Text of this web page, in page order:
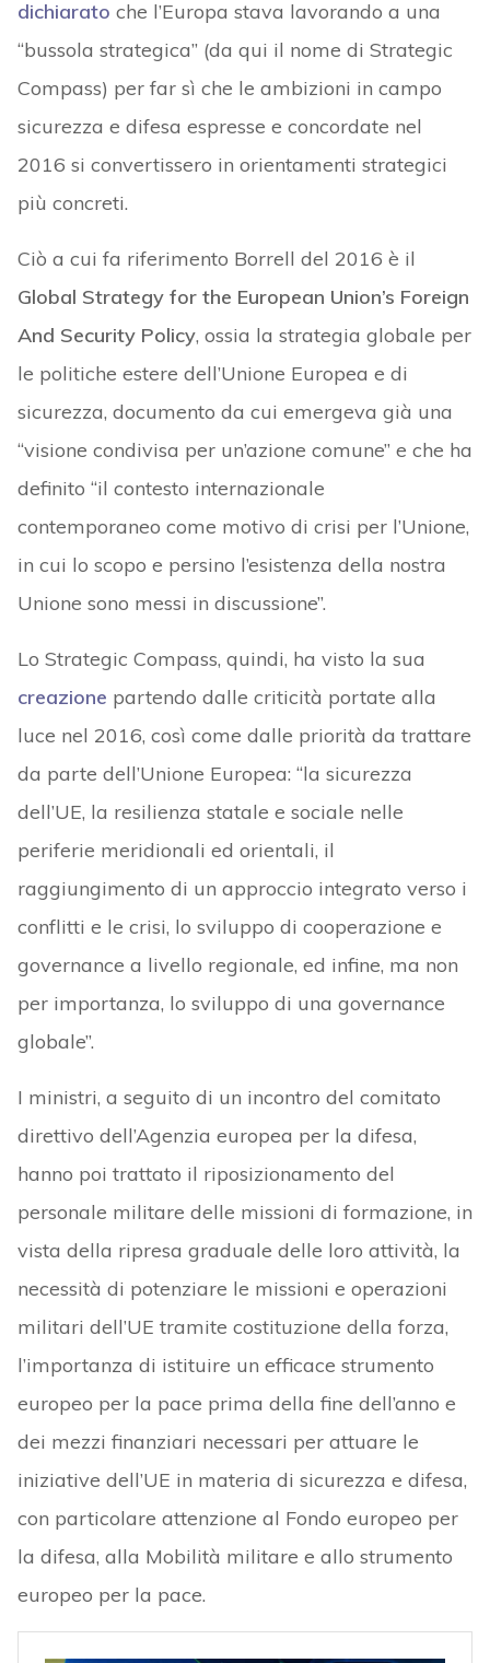
dichiarato che l’Europa stava lavorando a una
“bussola strategica” (da qui il nome di Strategic
Compass) per far sì che le ambizioni in campo
sicurezza e difesa espresse e concordate nel
2016 si convertissero in orientamenti strategici
più concreti.
Ciò a cui fa riferimento Borrell del 2016 è il
Global Strategy for the European Union’s Foreign
And Security Policy, ossia la strategia globale per
le politiche estere dell’Unione Europea e di
sicurezza, documento da cui emergeva già una
“visione condivisa per un’azione comune” e che ha
definito “il contesto internazionale
contemporaneo come motivo di crisi per l’Unione,
in cui lo scopo e persino l’esistenza della nostra
Unione sono messi in discussione”.
Lo Strategic Compass, quindi, ha visto la sua
creazione partendo dalle criticità portate alla
luce nel 2016, così come dalle priorità da trattare
da parte dell’Unione Europea: “la sicurezza
dell’UE, la resilienza statale e sociale nelle
periferie meridionali ed orientali, il
raggiungimento di un approccio integrato verso i
conflitti e le crisi, lo sviluppo di cooperazione e
governance a livello regionale, ed infine, ma non
per importanza, lo sviluppo di una governance
globale”.
I ministri, a seguito di un incontro del comitato
direttivo dell’Agenzia europea per la difesa,
hanno poi trattato il riposizionamento del
personale militare delle missioni di formazione, in
vista della ripresa graduale delle loro attività, la
necessità di potenziare le missioni e operazioni
militari dell’UE tramite costituzione della forza,
l’importanza di istituire un efficace strumento
europeo per la pace prima della fine dell’anno e
dei mezzi finanziari necessari per attuare le
iniziative dell’UE in materia di sicurezza e difesa,
con particolare attenzione al Fondo europeo per
la difesa, alla Mobilità militare e allo strumento
europeo per la pace.